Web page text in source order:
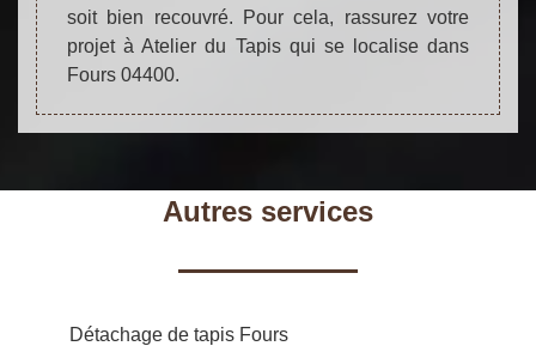
soit bien recouvré. Pour cela, rassurez votre
projet à Atelier du Tapis qui se localise dans
Fours 04400.
Autres services
Détachage de tapis Fours